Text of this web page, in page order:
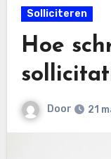
Solliciteren
Hoe
Door 21